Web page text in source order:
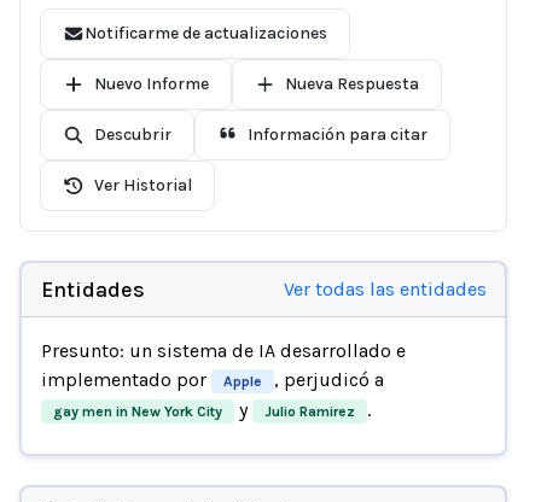
Notificarme de actualizaciones
Nuevo Informe Nueva Respuesta
Descubrir Información para citar
Ver Historial
Entidades Ver todas las entidades
Presunto: un sistema de IA desarrollado e
implementado por
Apple , perjudicó a
gay men in New York City y Julio Ramirez .